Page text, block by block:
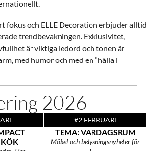
fokus och ELLE Decoration erbjuder alltid
trendbevakningen. Exklusivitet,
är viktiga ledord och tonen är
med humor och med en ”hålla i
2026
KÖK
#2 FEBRUARI
TEMA: VARDAGSRUM
Möbel-och belysningsnyheter för